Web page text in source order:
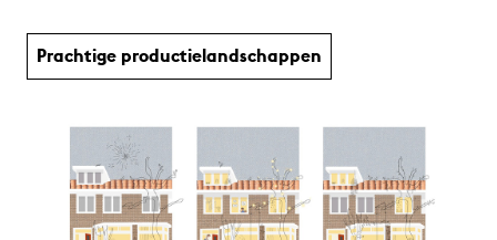
Prachtige productie­land­schap­pen